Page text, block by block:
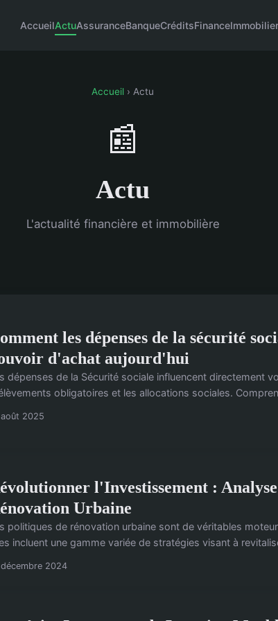
AccueilActuAssuranceBanqueCréditsFinanceImmobilier
Accueil › Actu
📰
Actu
L'actualité financière et immobilière
les dépenses de la sécurité
d'achat aujourd'hui
dépenses de la Sécurité sociale influencent directement
obligatoires et les allocations sociales.
août 2025
l'Investissement :
Urbaine
politiques de rénovation urbaine sont de véritables
incluent une gamme variée de stratégies visant à
décembre 2024